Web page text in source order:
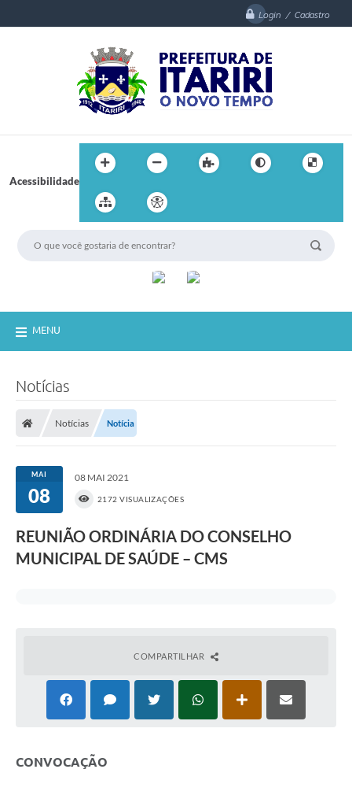
Login / Cadastro
Acessibilidade
MENU
Notícias
Notícias Notícia
MAI
08
08 MAI 2021
2172 VISUALIZAÇÕES
REUNIÃO ORDINÁRIA DO CONSELHO
MUNICIPAL DE SAÚDE – CMS
COMPARTILHAR
CONVOCAÇÃO